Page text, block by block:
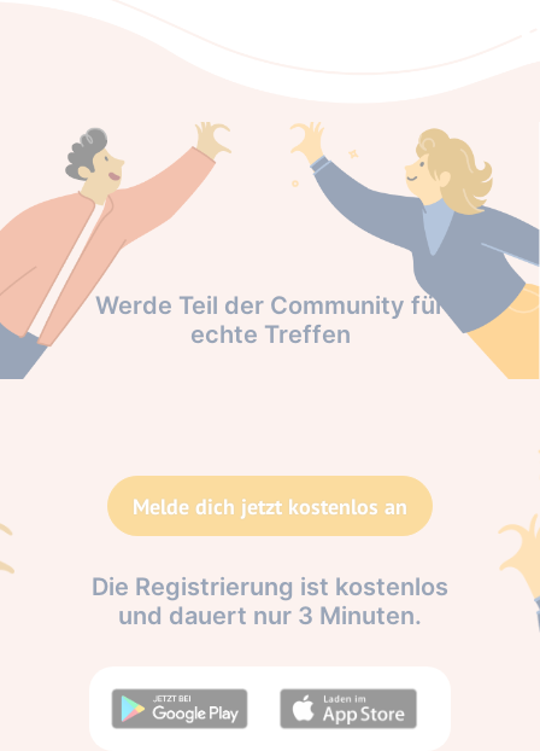
Werde Teil der Community für
echte Treffen
Melde dich jetzt kostenlos an
Die Registrierung ist kostenlos
und dauert nur 3 Minuten.